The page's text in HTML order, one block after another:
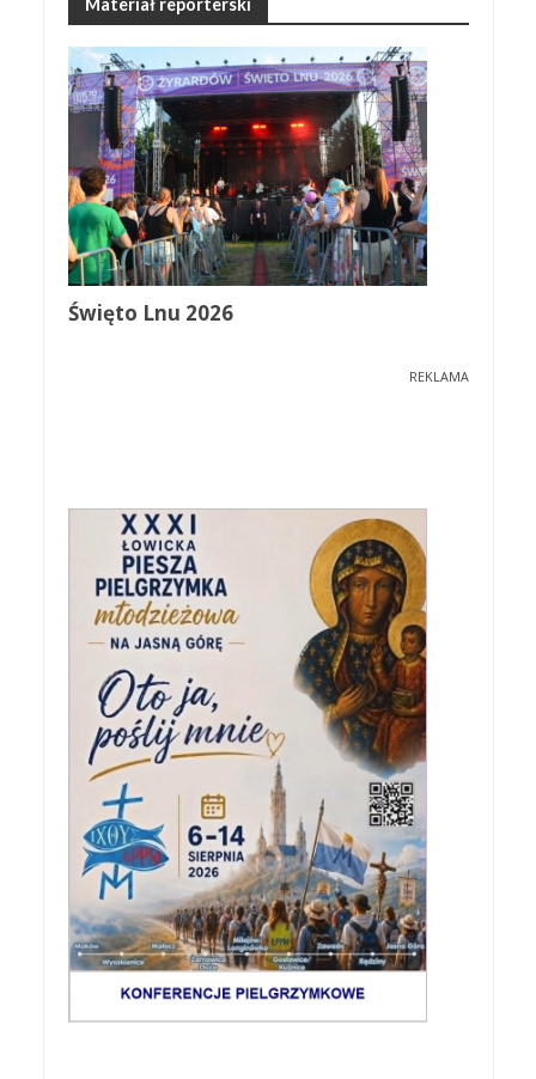
Materiał reporterski
Święto Lnu 2026
REKLAMA